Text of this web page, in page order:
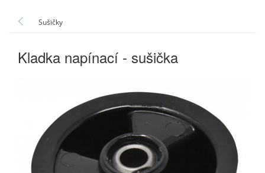
Sušičky
Kladka napínací - sušička